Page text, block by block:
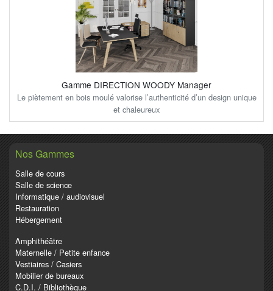
Gamme DIRECTION WOODY Manager
Le piètement en bois moulé valorise l’authenticité d’un design unique
et chaleureux
Nos Gammes
Salle de cours
Salle de science
Informatique / audiovisuel
Restauration
Hébergement
Amphithéâtre
Maternelle / Petite enfance
Vestiaires / Casiers
Mobilier de bureaux
C.D.I. / Bibliothèque